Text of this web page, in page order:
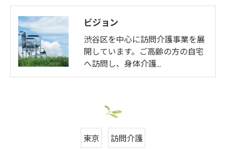
ビジョン
渋谷区を中心に訪問介護事業を展
開しています。ご高齢の方の自宅
へ訪問し、身体介護…
東京 訪問介護